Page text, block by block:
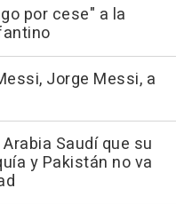
por cese" a la
Jorge Messi, a
Saudí que su
y Pakistán no va